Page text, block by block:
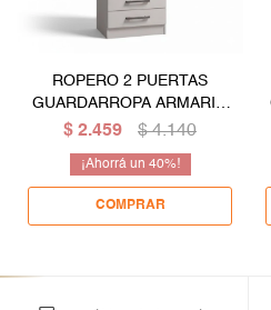
ROPERO 2 PUERTAS
GUARDARROPA ARMARIO
PLACARD CLOSET
$ 2.459 $ 4.140
40